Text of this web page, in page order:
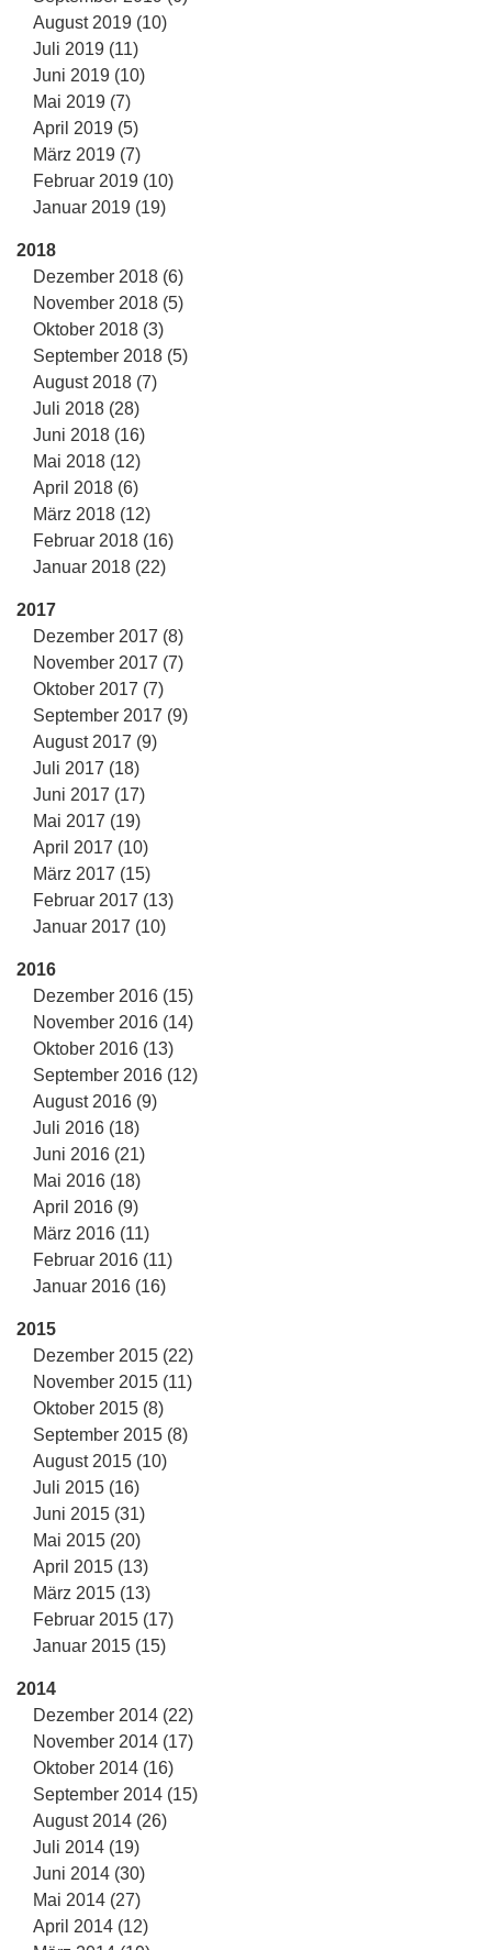
August 2019 (10)
Juli 2019 (11)
Juni 2019 (10)
Mai 2019 (7)
April 2019 (5)
März 2019 (7)
Februar 2019 (10)
Januar 2019 (19)
2018
Dezember 2018 (6)
November 2018 (5)
Oktober 2018 (3)
September 2018 (5)
August 2018 (7)
Juli 2018 (28)
Juni 2018 (16)
Mai 2018 (12)
April 2018 (6)
März 2018 (12)
Februar 2018 (16)
Januar 2018 (22)
2017
Dezember 2017 (8)
November 2017 (7)
Oktober 2017 (7)
September 2017 (9)
August 2017 (9)
Juli 2017 (18)
Juni 2017 (17)
Mai 2017 (19)
April 2017 (10)
März 2017 (15)
Februar 2017 (13)
Januar 2017 (10)
2016
Dezember 2016 (15)
November 2016 (14)
Oktober 2016 (13)
September 2016 (12)
August 2016 (9)
Juli 2016 (18)
Juni 2016 (21)
Mai 2016 (18)
April 2016 (9)
März 2016 (11)
Februar 2016 (11)
Januar 2016 (16)
2015
Dezember 2015 (22)
November 2015 (11)
Oktober 2015 (8)
September 2015 (8)
August 2015 (10)
Juli 2015 (16)
Juni 2015 (31)
Mai 2015 (20)
April 2015 (13)
März 2015 (13)
Februar 2015 (17)
Januar 2015 (15)
2014
Dezember 2014 (22)
November 2014 (17)
Oktober 2014 (16)
September 2014 (15)
August 2014 (26)
Juli 2014 (19)
Juni 2014 (30)
Mai 2014 (27)
April 2014 (12)